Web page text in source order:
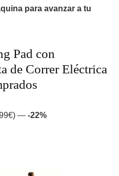
para avanzar a tu
Pad con
de Correr Eléctrica
— -22%